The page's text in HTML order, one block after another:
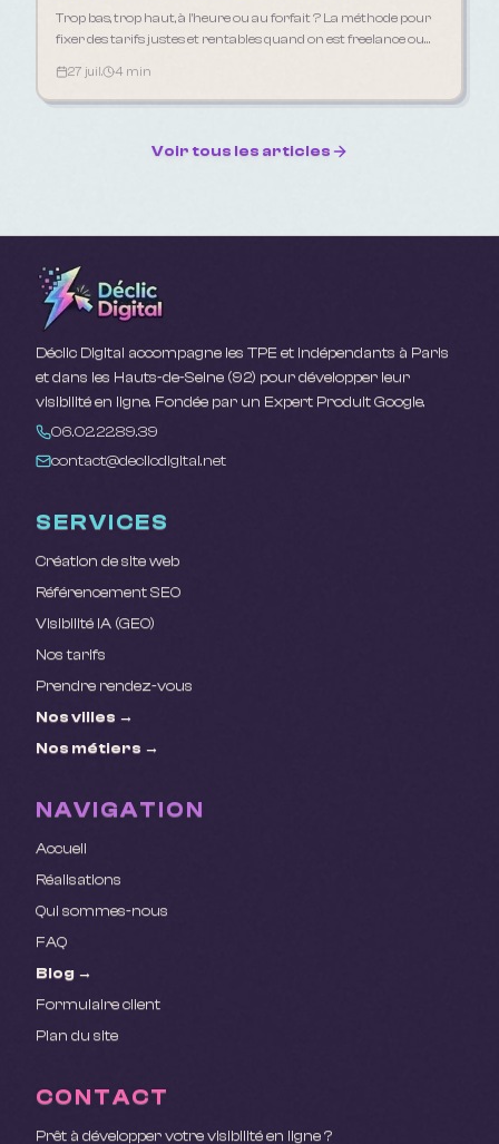
Trop bas, trop haut, à l'heure ou au forfait ? La méthode pour
fixer des tarifs justes et rentables quand on est freelance ou
27 juil. 4 min
Voir tous les articles
Déclic Digital accompagne les TPE et indépendants à Paris
et dans les Hauts-de-Seine (92) pour développer leur
visibilité en ligne. Fondée par un Expert Produit Google.
06.02.22.89.39
contact@declicdigital.net
SERVICES
Création de site web
Référencement SEO
Visibilité IA (GEO)
Nos tarifs
Prendre rendez-vous
Nos villes →
Nos métiers →
NAVIGATION
Accueil
Réalisations
Qui sommes-nous
FAQ
Blog →
Formulaire client
Plan du site
CONTACT
Prêt à développer votre visibilité en ligne ?